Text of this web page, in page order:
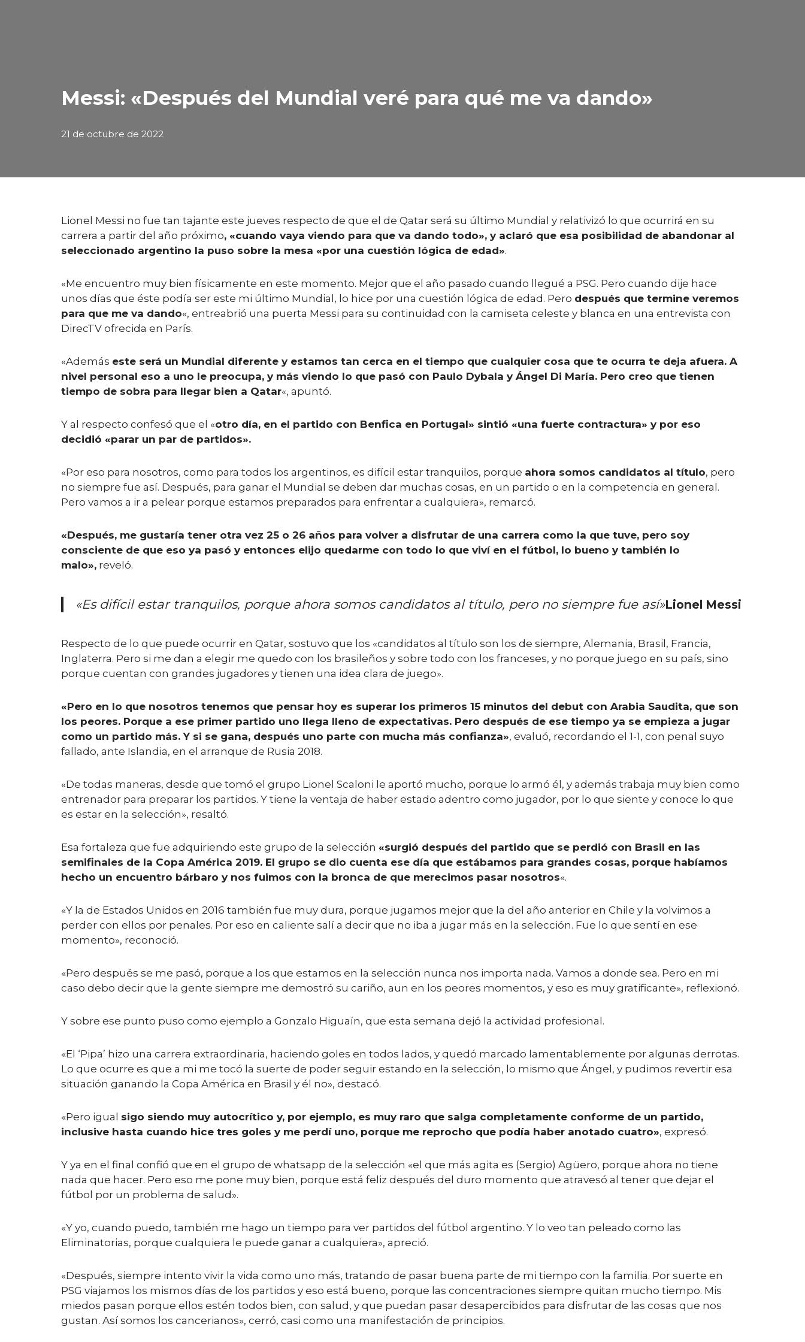
Messi: «Después del Mundial veré para qué me va dando»
21 de octubre de 2022
Lionel Messi no fue tan tajante este jueves respecto de que el de Qatar será su último Mundial y relativizó lo que ocurrirá en su
carrera a partir del año próximo, «cuando vaya viendo para que va dando todo», y aclaró que esa posibilidad de abandonar al
seleccionado argentino la puso sobre la mesa «por una cuestión lógica de edad».
«Me encuentro muy bien físicamente en este momento. Mejor que el año pasado cuando llegué a PSG. Pero cuando dije hace
unos días que éste podía ser este mi último Mundial, lo hice por una cuestión lógica de edad. Pero después que termine veremos
para que me va dando«, entreabrió una puerta Messi para su continuidad con la camiseta celeste y blanca en una entrevista con
DirecTV ofrecida en París.
«Además este será un Mundial diferente y estamos tan cerca en el tiempo que cualquier cosa que te ocurra te deja afuera. A
nivel personal eso a uno le preocupa, y más viendo lo que pasó con Paulo Dybala y Ángel Di María. Pero creo que tienen
tiempo de sobra para llegar bien a Qatar«, apuntó.
Y al respecto confesó que el «otro día, en el partido con Benfica en Portugal» sintió «una fuerte contractura» y por eso
decidió «parar un par de partidos».
«Por eso para nosotros, como para todos los argentinos, es difícil estar tranquilos, porque ahora somos candidatos al título, pero
no siempre fue así. Después, para ganar el Mundial se deben dar muchas cosas, en un partido o en la competencia en general.
Pero vamos a ir a pelear porque estamos preparados para enfrentar a cualquiera», remarcó.
«Después, me gustaría tener otra vez 25 o 26 años para volver a disfrutar de una carrera como la que tuve, pero soy
consciente de que eso ya pasó y entonces elijo quedarme con todo lo que viví en el fútbol, lo bueno y también lo
malo», reveló.
«Es difícil estar tranquilos, porque ahora somos candidatos al título, pero no siempre fue así»Lionel Messi
Respecto de lo que puede ocurrir en Qatar, sostuvo que los «candidatos al título son los de siempre, Alemania, Brasil, Francia,
Inglaterra. Pero si me dan a elegir me quedo con los brasileños y sobre todo con los franceses, y no porque juego en su país, sino
porque cuentan con grandes jugadores y tienen una idea clara de juego».
«Pero en lo que nosotros tenemos que pensar hoy es superar los primeros 15 minutos del debut con Arabia Saudita, que son
los peores. Porque a ese primer partido uno llega lleno de expectativas. Pero después de ese tiempo ya se empieza a jugar
como un partido más. Y si se gana, después uno parte con mucha más confianza», evaluó, recordando el 1-1, con penal suyo
fallado, ante Islandia, en el arranque de Rusia 2018.
«De todas maneras, desde que tomó el grupo Lionel Scaloni le aportó mucho, porque lo armó él, y además trabaja muy bien como
entrenador para preparar los partidos. Y tiene la ventaja de haber estado adentro como jugador, por lo que siente y conoce lo que
es estar en la selección», resaltó.
Esa fortaleza que fue adquiriendo este grupo de la selección «surgió después del partido que se perdió con Brasil en las
semifinales de la Copa América 2019. El grupo se dio cuenta ese día que estábamos para grandes cosas, porque habíamos
hecho un encuentro bárbaro y nos fuimos con la bronca de que merecimos pasar nosotros«.
«Y la de Estados Unidos en 2016 también fue muy dura, porque jugamos mejor que la del año anterior en Chile y la volvimos a
perder con ellos por penales. Por eso en caliente salí a decir que no iba a jugar más en la selección. Fue lo que sentí en ese
momento», reconoció.
«Pero después se me pasó, porque a los que estamos en la selección nunca nos importa nada. Vamos a donde sea. Pero en mi
caso debo decir que la gente siempre me demostró su cariño, aun en los peores momentos, y eso es muy gratificante», reflexionó.
Y sobre ese punto puso como ejemplo a Gonzalo Higuaín, que esta semana dejó la actividad profesional.
«El ‘Pipa’ hizo una carrera extraordinaria, haciendo goles en todos lados, y quedó marcado lamentablemente por algunas derrotas.
Lo que ocurre es que a mi me tocó la suerte de poder seguir estando en la selección, lo mismo que Ángel, y pudimos revertir esa
situación ganando la Copa América en Brasil y él no», destacó.
«Pero igual sigo siendo muy autocrítico y, por ejemplo, es muy raro que salga completamente conforme de un partido,
inclusive hasta cuando hice tres goles y me perdí uno, porque me reprocho que podía haber anotado cuatro», expresó.
Y ya en el final confió que en el grupo de whatsapp de la selección «el que más agita es (Sergio) Agüero, porque ahora no tiene
nada que hacer. Pero eso me pone muy bien, porque está feliz después del duro momento que atravesó al tener que dejar el
fútbol por un problema de salud».
«Y yo, cuando puedo, también me hago un tiempo para ver partidos del fútbol argentino. Y lo veo tan peleado como las
Eliminatorias, porque cualquiera le puede ganar a cualquiera», apreció.
«Después, siempre intento vivir la vida como uno más, tratando de pasar buena parte de mi tiempo con la familia. Por suerte en
PSG viajamos los mismos días de los partidos y eso está bueno, porque las concentraciones siempre quitan mucho tiempo. Mis
miedos pasan porque ellos estén todos bien, con salud, y que puedan pasar desapercibidos para disfrutar de las cosas que nos
gustan. Así somos los cancerianos», cerró, casi como una manifestación de principios.